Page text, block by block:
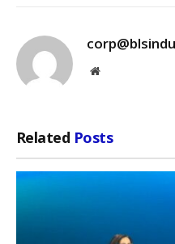
Website
Related Posts